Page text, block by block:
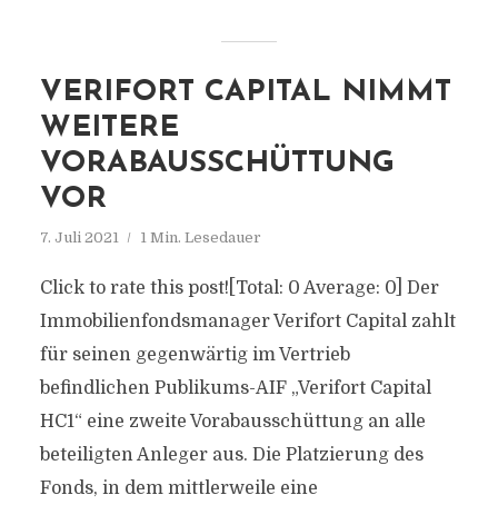
VERIFORT CAPITAL NIMMT
WEITERE
VORABAUSSCHÜTTUNG
VOR
7. Juli 2021 1 Min. Lesedauer
Click to rate this post![Total: 0 Average: 0] Der
Immobilienfondsmanager Verifort Capital zahlt
für seinen gegenwärtig im Vertrieb
befindlichen Publikums-AIF „Verifort Capital
HC1“ eine zweite Vorabausschüttung an alle
beteiligten Anleger aus. Die Platzierung des
Fonds, in dem mittlerweile eine